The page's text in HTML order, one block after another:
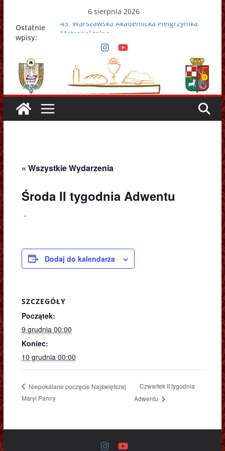
Przejdź
do
treści
6 sierpnia 2026
Ostatnie
wpisy:
43. Warszawska Akademicka Pielgrzymka
Metropolitalna
Nowy Papież – Leon XIV
Zmarł papież Franciszek
Adrian Galbas nowym metropolitą
warszawskim
Zmarł ks. prałat Kazimierz Apel
« Wszystkie Wydarzenia
Środa II tygodnia Adwentu
-
Dodaj do kalendarza
SZCZEGÓŁY
Początek:
9 grudnia 00:00
Koniec:
10 grudnia 00:00
Niepokalane poczęcie Najświętszej
Maryi Panny
Czwartek II tygodnia
Adwentu